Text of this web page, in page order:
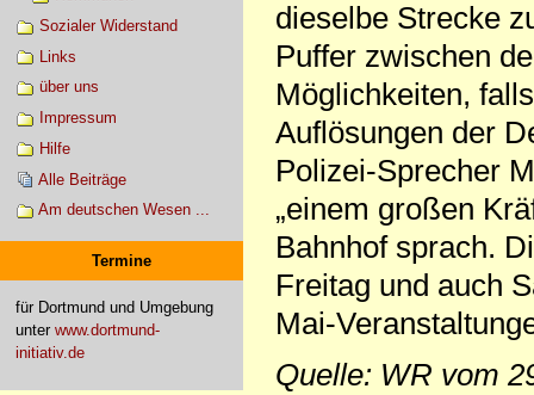
Sozialer Widerstand
Links
über uns
Impressum
Hilfe
Alle Beiträge
Am deutschen Wesen ...
Termine
für Dortmund und Umgebung
unter www.dortmund-
initiativ.de
dieselbe Strecke
Puffer zwischen
Möglichkeiten,
Auflösungen der
Polizei-Sprecher
„einem großen
Bahnhof sprach.
Freitag und auch
Mai-
Quelle: WR vom